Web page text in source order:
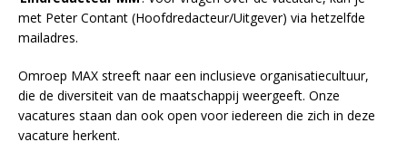
met Peter Contant (Hoofdredacteur/Uitgever) via hetzelfde
mailadres.
Omroep MAX streeft naar een inclusieve organisatiecultuur,
die de diversiteit van de maatschappij weergeeft. Onze
vacatures staan dan ook open voor iedereen die zich in deze
vacature herkent.